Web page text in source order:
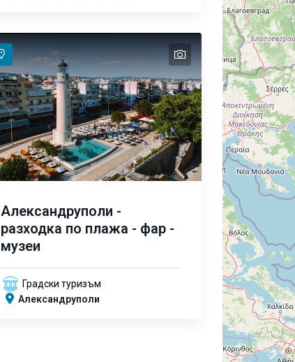
text
text
text
text
text
text
text
text
text
text
text
text
text
text
text
Александруполи -
разходка по плажа - фар -
музеи
Градски туризъм
Александруполи